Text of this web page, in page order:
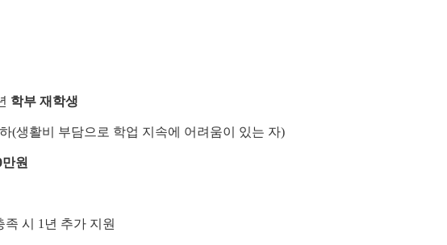
학부 재학생
생활비 부담으로 학업 지속에 어려움이 있는 자)
원
시 1년 추가 지원